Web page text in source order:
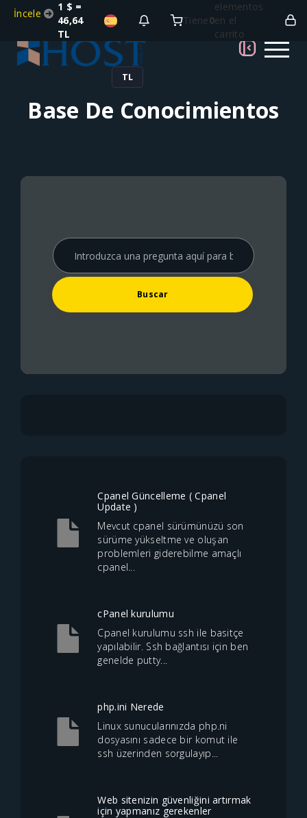
İncele
1 $ =
46,64
TL
Tiene0
elementos
en el
carrito
TL
Base De Conocimientos
Cpanel Güncelleme ( Cpanel
Update )
Mevcut cpanel sürümünüzü son
sürüme yükseltme ve oluşan
problemleri giderebilme amaçlı
cpanel...
cPanel kurulumu
Cpanel kurulumu ssh ile basitçe
yapılabilir. Ssh bağlantısı için ben
genelde putty...
php.ini Nerede
Linux sunucularınızda php.ni
dosyasını sadece bir komut ile
ssh üzerinden sorgulayıp...
Web sitenizin güvenliğini artırmak
için yapmanız gerekenler